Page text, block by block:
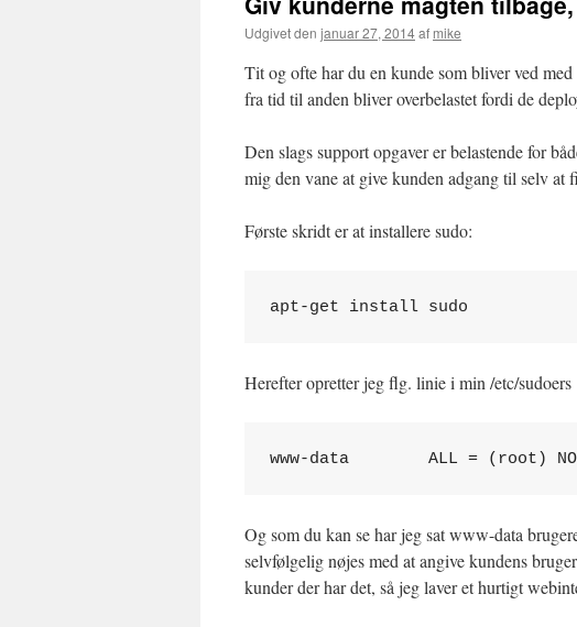
Udgivet den januar 27, 2014af mike
Tit og ofte har du en kunde som bliver ved
fra tid til anden bliver overbelastet fordi de
Den slags support opgaver er belastende for
mig den vane at give kunden adgang til selv at
Første skridt er at installere sudo:
apt-get install sudo
Herefter opretter jeg flg. linie i min /etc/sudoers
www-data        ALL = (root)
Og som du kan se har jeg sat www-data
selvfølgelig nøjes med at angive kundens
kunder der har det, så jeg laver et hurtigt